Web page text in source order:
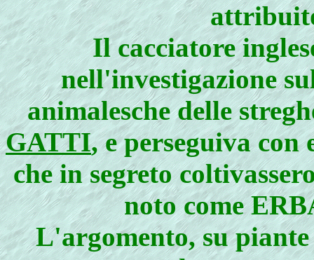
Il cacciatore
nell'investigazione
animalesche delle
GATTI, e perseguiva con
che in segreto
noto come
L'argomento, su